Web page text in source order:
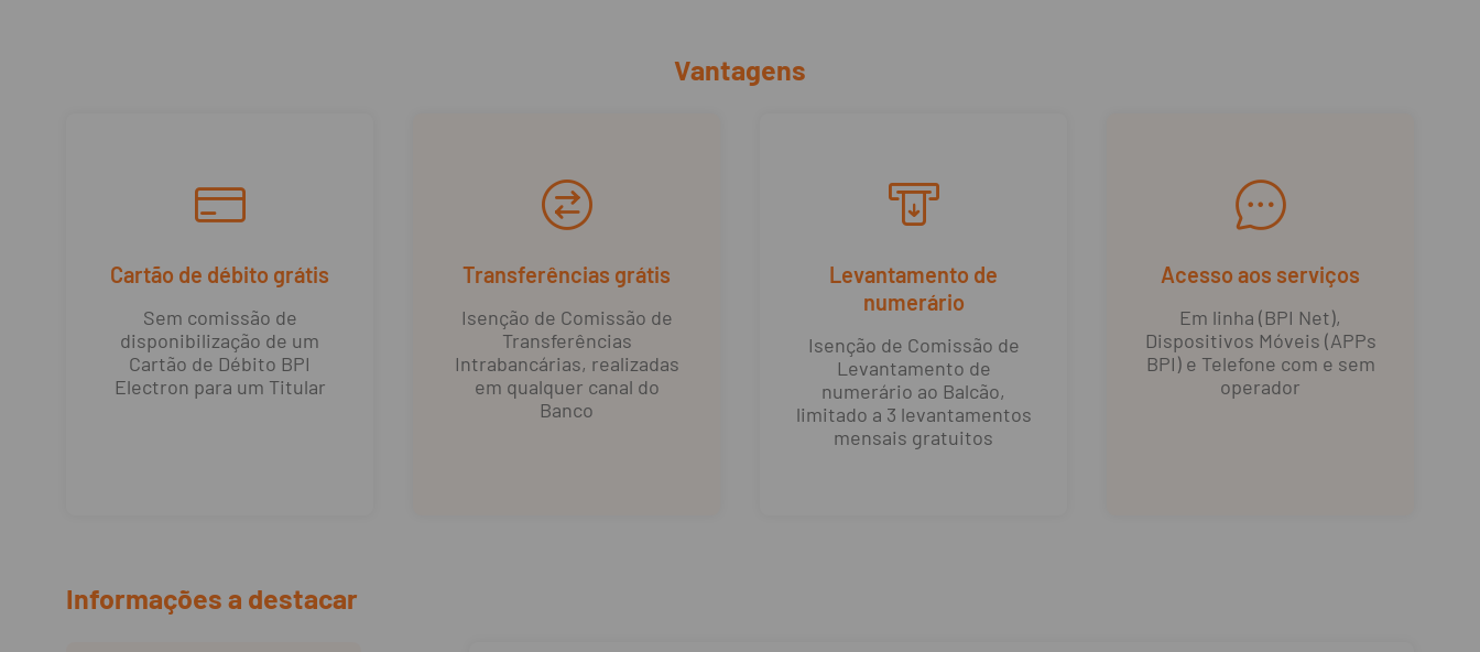
Vantagens
Cartão de débito grátis
Sem comissão de
disponibilização de um
Cartão de Débito BPI
Electron para um Titular
Transferências grátis
Isenção de Comissão de
Transferências
Intrabancárias, realizadas
em qualquer canal do
Banco
Levantamento de
numerário
Isenção de Comissão de
Levantamento de
numerário ao Balcão,
limitado a 3 levantamentos
mensais gratuitos
Acesso aos serviços
Em linha (BPI Net),
Dispositivos Móveis (APPs
BPI) e Telefone com e sem
operador
Informações a destacar